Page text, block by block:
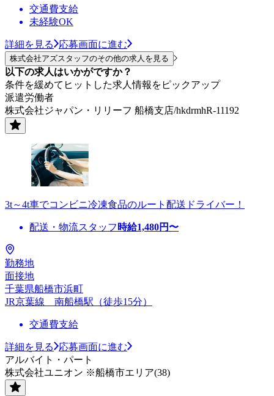
交通費支給
未経験OK
詳細を見る 応募画面に進む
株式会社アズスタッフのその他の求人を見る
以下の求人はいかがですか？
条件を緩めてヒットした求人情報をピックアップ
派遣労働者
株式会社ジャパン・リリーフ 船橋支店/hkdrmhR-11192
3t～4t車でコンビニ冷凍食品のルート配送ドライバー！
配送・物流スタッフ 時給1,480円〜
勤務地
面接地
千葉県船橋市浜町
JR京葉線 南船橋駅（徒歩15分）
交通費支給
詳細を見る
応募画面に進む
アルバイト・パート
株式会社ユニオン ※船橋市エリア(38)